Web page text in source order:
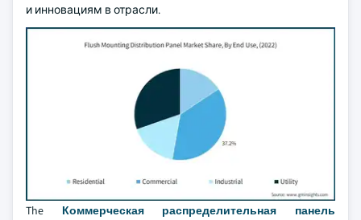
и инновациям в отрасли.
The Коммерческая распределительная панель